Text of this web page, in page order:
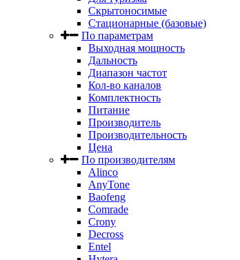
Скрытоносимые
Стационарные (базовые)
По параметрам
Выходная мощность
Дальность
Диапазон частот
Кол-во каналов
Комплектность
Питание
Производитель
Производительность
Цена
По производителям
Alinco
AnyTone
Baofeng
Comrade
Crony
Decross
Entel